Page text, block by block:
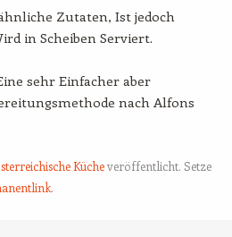
Zutaten, Ist jedoch
in Scheiben Serviert.
sehr Einfacher aber
nach Alfons
Kücheveröffentlicht. Setze
.